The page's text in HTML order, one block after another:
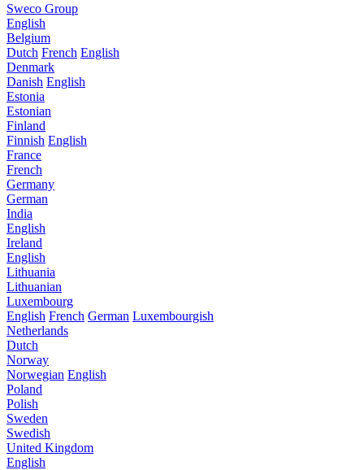
Sweco Group
English
Belgium
Dutch French English
Denmark
Danish English
Estonia
Estonian
Finland
Finnish English
France
French
Germany
German
India
English
Ireland
English
Lithuania
Lithuanian
Luxembourg
English French German Luxembourgish
Netherlands
Dutch
Norway
Norwegian English
Poland
Polish
Sweden
Swedish
United Kingdom
English